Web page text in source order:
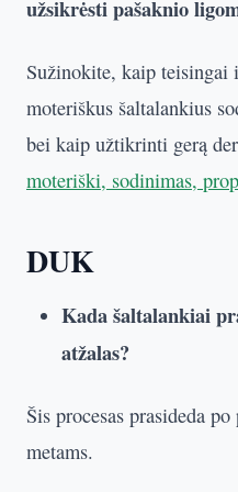
užsikrėsti pašaknio
Sužinokite, kaip teisingai
moteriškus šaltalankius
bei kaip užtikrinti gerą
moteriški, sodinimas,
DUK
Kada šaltalankiai
atžalas?
Šis procesas prasideda
metams.